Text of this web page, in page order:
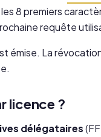
8 premiers
requête
émise. La
licence ?
délégataires